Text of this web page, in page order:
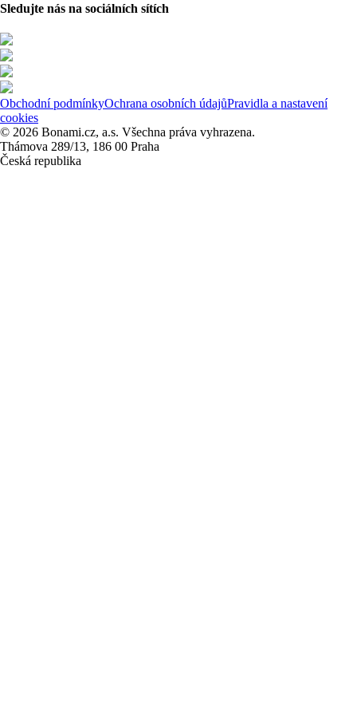
Sledujte nás na sociálních sítích
Obchodní podmínkyOchrana osobních údajůPravidla a nastavení
cookies
© 2026 Bonami.cz, a.s. Všechna práva vyhrazena.
Thámova 289/13, 186 00 Praha
Česká republika